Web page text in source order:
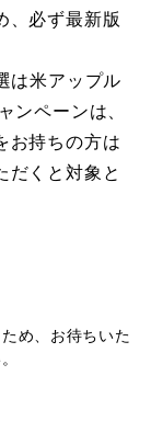
、必ず最新版
は米アップル
ンペーンは、
お持ちの方は
だくと対象と
め、お待ちいた